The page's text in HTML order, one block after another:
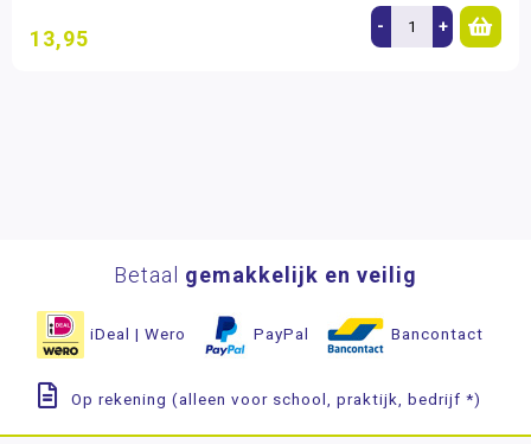
13,95 - +
Betaal gemakkelijk en veilig
iDeal | Wero PayPal Bancontact
Op rekening (alleen voor school, praktijk, bedrijf *)